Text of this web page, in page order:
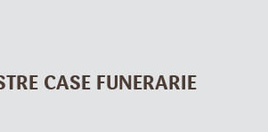
CASE FUNERARIE